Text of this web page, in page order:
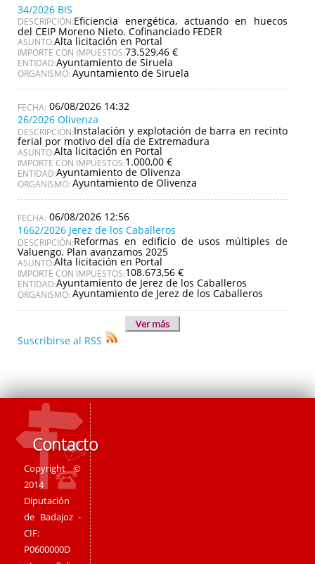
34/2026 BIS
DESCRIPCIÓN:Eficiencia energética, actuando en huecos
del CEIP Moreno Nieto. Cofinanciado FEDER
ASUNTO:Alta licitación en Portal
IMPORTE CON IMPUESTOS:73.529,46 €
ENTIDAD:Ayuntamiento de Siruela
ORGANISMO: Ayuntamiento de Siruela
06/08/2026 14:32
26/2026 Olivenza
DESCRIPCIÓN:Instalación y explotación de barra en recinto
ferial por motivo del día de Extremadura
ASUNTO:Alta licitación en Portal
IMPORTE CON IMPUESTOS:1.000,00 €
ENTIDAD:Ayuntamiento de Olivenza
ORGANISMO: Ayuntamiento de Olivenza
06/08/2026 12:56
1662/2026 Jerez de los Caballeros
DESCRIPCIÓN:Reformas en edificio de usos múltiples de
Valuengo. Plan avanzamos 2025
ASUNTO:Alta licitación en Portal
IMPORTE CON IMPUESTOS:108.673,56 €
ENTIDAD:Ayuntamiento de Jerez de los Caballeros
ORGANISMO: Ayuntamiento de Jerez de los Caballeros
Ver más
Suscribirse al RSS
Contacto
Copyright ©
2014
Diputación
de Badajoz -
CIF:
P0600000D